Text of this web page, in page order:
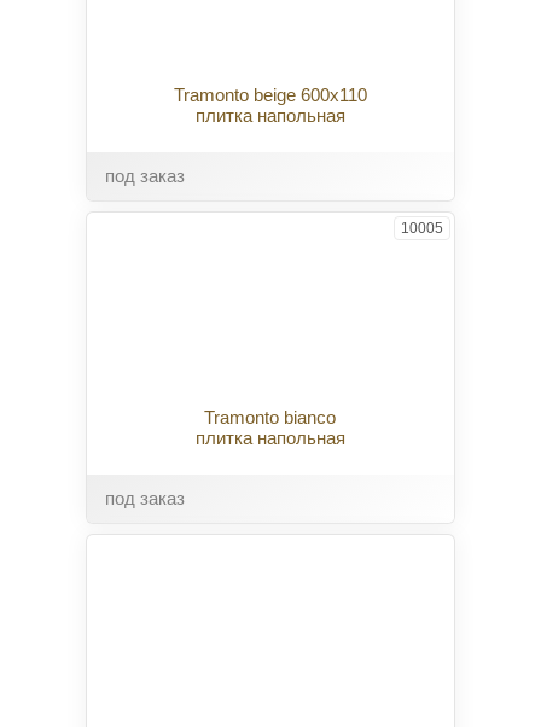
Tramonto beige 600x110
плитка напольная
под заказ
10005
Tramonto bianco
плитка напольная
под заказ